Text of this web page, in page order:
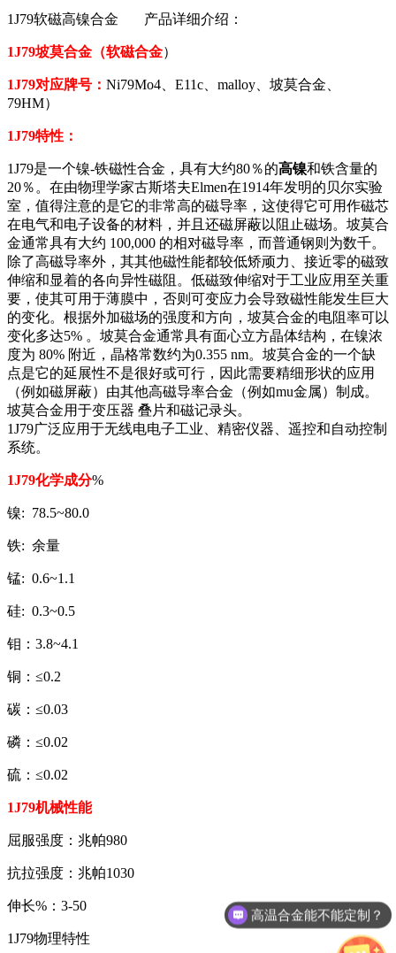
1J79软磁高镍合金 产品详细介绍：
1J79坡莫合金（软磁合金）
1J79对应牌号 ： Ni79Mo4、E11c、malloy、坡莫合金、
79HM）
1J79特性：
1J79是一个镍-铁磁性合金，具有大约80％的高镍和铁含量的
20％。在由物理学家古斯塔夫Elmen在1914年发明的贝尔实验
室，值得注意的是它的非常高的磁导率，这使得它可用作磁芯
在电气和电子设备的材料，并且还磁屏蔽以阻止磁场。坡莫合
金通常具有大约 100,000 的相对磁导率，而普通钢则为数千。
除了高磁导率外，其其他磁性能都较低矫顽力、接近零的磁致
伸缩和显着的各向异性磁阻。低磁致伸缩对于工业应用至关重
要，使其可用于薄膜中，否则可变应力会导致磁性能发生巨大
的变化。根据外加磁场的强度和方向，坡莫合金的电阻率可以
变化多达5% 。坡莫合金通常具有面心立方晶体结构，在镍浓
度为 80% 附近，晶格常数约为0.355 nm。坡莫合金的一个缺
点是它的延展性不是很好或可行，因此需要精细形状的应用
（例如磁屏蔽）由其他高磁导率合金（例如mu金属）制成。
坡莫合金用于变压器 叠片和磁记录头。
1J79广泛应用于无线电电子工业、精密仪器、遥控和自动控制
系统。
1J79化学成分%
镍: 78.5~80.0
铁: 余量
锰: 0.6~1.1
硅: 0.3~0.5
钼：3.8~4.1
铜：≤0.2
碳：≤0.03
磷：≤0.02
硫：≤0.02
1J79机械性能
屈服强度：兆帕980
抗拉强度：兆帕1030
伸长%：3-50
1J79物理特性
高温合金能不能定制？